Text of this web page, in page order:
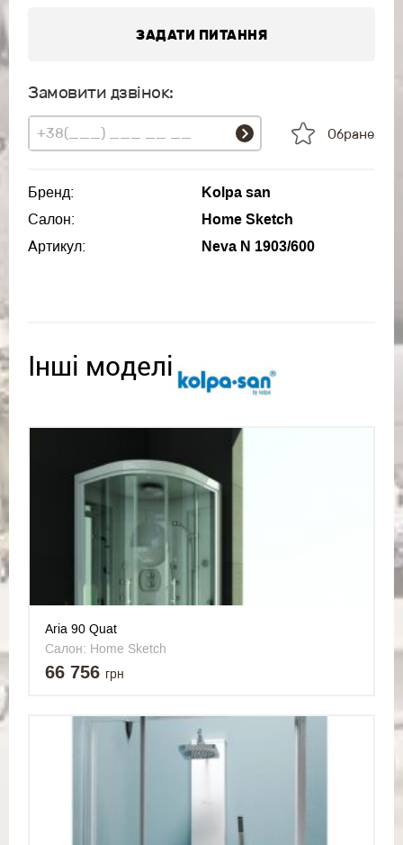
ЗАДАТИ ПИТАННЯ
Замовити дзвінок:
Обране
Бренд:
Kolpa san
Салон:
Home Sketch
Артикул:
Neva N 1903/600
Інші моделі
Aria 90 Quat
Салон: Home Sketch
66 756 грн